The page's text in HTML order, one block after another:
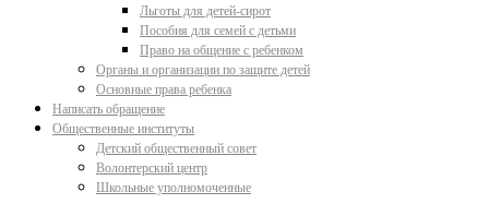
Льготы для детей-сирот
Пособия для семей с детьми
Право на общение с ребенком
Органы и организации по защите детей
Основные права ребенка
Написать обращение
Общественные институты
Детский общественный совет
Волонтерский центр
Школьные уполномоченные